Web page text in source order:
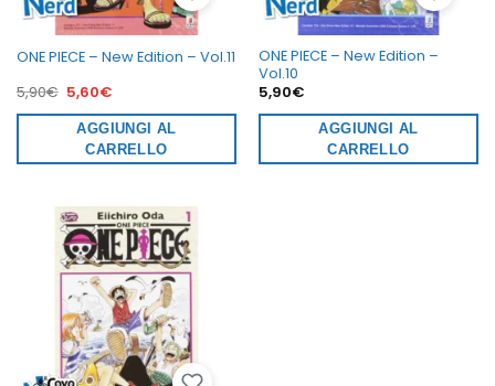
ONE PIECE – New Edition – Vol.11
5,90€ Il
prezzo
originale
era:
5,90€.
5,60€Il
attuale
è:
5,60€.
AGGIUNGI AL
CARRELLO
ONE PIECE – New Edition –
Vol.10
5,90€
AGGIUNGI AL
CARRELLO